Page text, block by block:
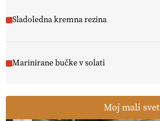
Sladoledna kremna rezina
Marinirane bučke v solati
Moj mali svet